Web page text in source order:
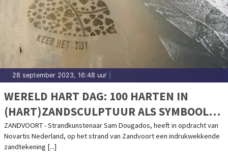
28 september 2023, 16:48 uur
WERELD HART DAG: 100 HARTEN IN
(HART)ZANDSCULPTUUR ALS SYMBOOL
VOOR IMPACT HART- EN VAATZIEKTEN IN
NEDERLAND
ZANDVOORT - Strandkunstenaar Sam Dougados, heeft in opdracht van
Novartis Nederland, op het strand van Zandvoort een indrukwekkende
zandtekening [...]